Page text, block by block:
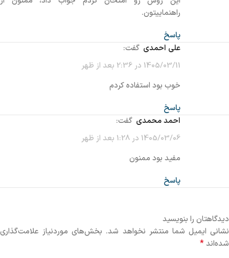
راهنماییتون.
پاسخ
علی احمدی گفت:
1405/03/11 در 2:36 بعد از ظهر
خوب بود استفاده کردم
پاسخ
احمد محمدی گفت:
1405/03/06 در 1:28 بعد از ظهر
مفید بود ممنون
پاسخ
دیدگاهتان را بنویسید
نشانی ایمیل شما منتشر نخواهد شد. بخش‌های موردنیاز علامت‌گذاری
شده‌اند*